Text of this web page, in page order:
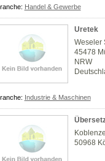
Handel & Gewerbe
Uretek
Weseler
45478
NRW
Industrie & Maschinen
50968